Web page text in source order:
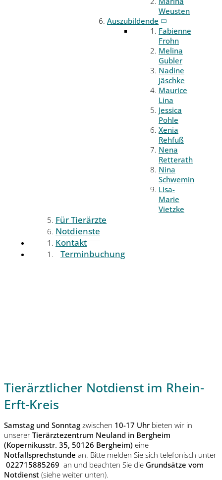
Weusten
Auszubildende
Fabienne
Frohn
Melina
Gubler
Nadine
Jäschke
Maurice
Lina
Jessica
Pohle
Xenia
Rehfuß
Nena
Retterath
Nina
Schwemin
Lisa-
Marie
Vietzke
Für Tierärzte
Notdienste
Kontakt
Terminbuchung
Tierärztlicher Notdienst im Rhein-
Erft-Kreis
Samstag und Sonntag zwischen 10-17 Uhr bieten wir in
unserer Tierärztezentrum Neuland in Bergheim
(Kopernikusstr. 35, 50126 Bergheim) eine
Notfallsprechstunde an. Bitte melden Sie sich telefonisch unter
022715885269 an und beachten Sie die Grundsätze vom
Notdienst (siehe weiter unten).